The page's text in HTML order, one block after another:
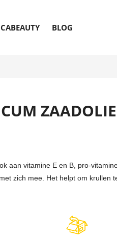
BLOG
aan vitamine E en B, pro-
zich mee. Het helpt om krullen